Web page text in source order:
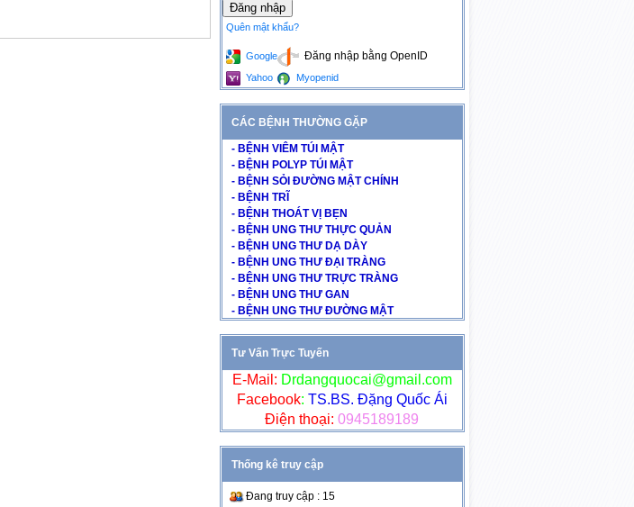
Quên mật khẩu?
Đăng nhập bằng OpenID
Google
Yahoo
Myopenid
CÁC BỆNH THƯỜNG GẶP
- BỆNH VIÊM TÚI MẬT
- BỆNH POLYP TÚI MẬT
- BỆNH SỎI ĐƯỜNG MẬT CHÍNH
- BỆNH TRĨ
- BỆNH THOÁT VỊ BẸN
- BỆNH UNG THƯ THỰC QUẢN
- BỆNH UNG THƯ DẠ DÀY
- BỆNH UNG THƯ ĐẠI TRÀNG
- BỆNH UNG THƯ TRỰC TRÀNG
- BỆNH UNG THƯ GAN
- BỆNH UNG THƯ ĐƯỜNG MẬT
Tư Vấn Trực Tuyến
E-Mail: Drdangquocai@gmail.com
Facebook: TS.BS. Đặng Quốc Ái
Điện thoại: 0945189189
Thống kê truy cập
Đang truy cập : 15